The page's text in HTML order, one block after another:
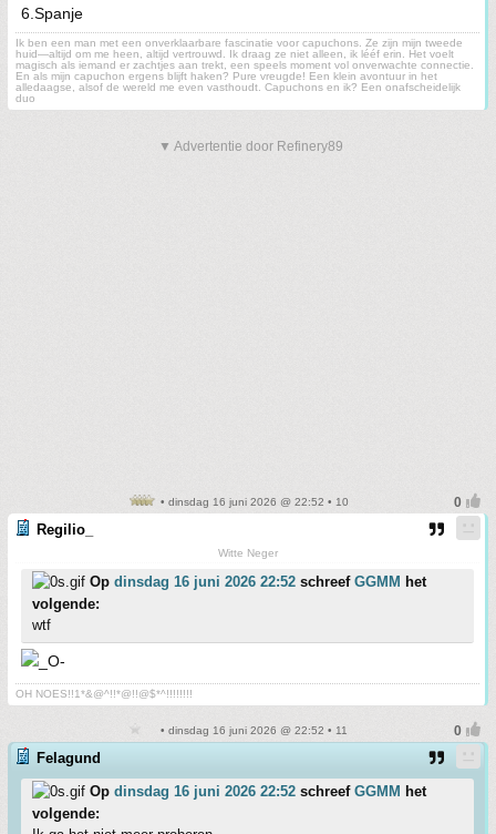
6.Spanje
Ik ben een man met een onverklaarbare fascinatie voor capuchons. Ze zijn mijn tweede
huid—altijd om me heen, altijd vertrouwd. Ik draag ze niet alleen, ik lééf erin. Het voelt
magisch als iemand er zachtjes aan trekt, een speels moment vol onverwachte connectie.
En als mijn capuchon ergens blijft haken? Pure vreugde! Een klein avontuur in het
alledaagse, alsof de wereld me even vasthoudt. Capuchons en ik? Een onafscheidelijk
duo
▼ Advertentie door Refinery89
• dinsdag 16 juni 2026 @ 22:52 • 10
Regilio_
Witte Neger
Op dinsdag 16 juni 2026 22:52 schreef GGMM het
volgende:
wtf
OH NOES!!1*&@^!!*@!!@$*^!!!!!!!!
• dinsdag 16 juni 2026 @ 22:52 • 11
Felagund
Op dinsdag 16 juni 2026 22:52 schreef GGMM het
volgende: